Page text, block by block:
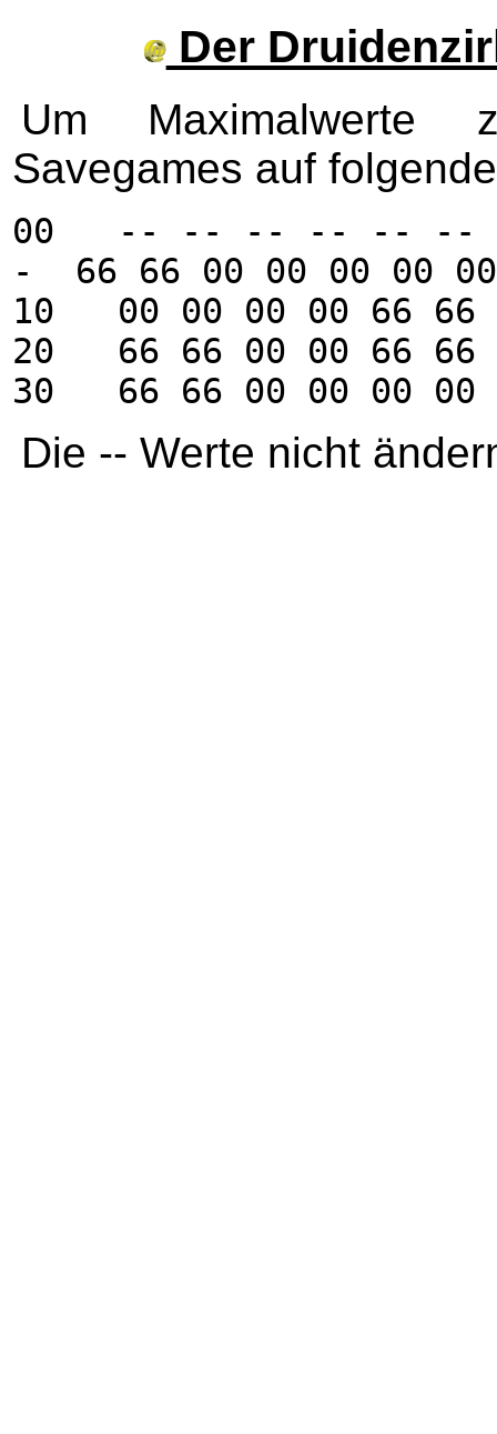
Der
Um Maximalwerte
Savegames auf
00 -- -- -- -- -- --
- 66 66 00 00 00 00
10 00 00 00 00 66 66
20 66 66 00 00 66 66
30 66 66 00 00 00 00
Die -- Werte nicht